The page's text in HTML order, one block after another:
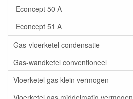
Econcept 50 A
Econcept 51 A
Gas-vloerketel condensatie
Gas-wandketel conventioneel
Vloerketel gas klein vermogen